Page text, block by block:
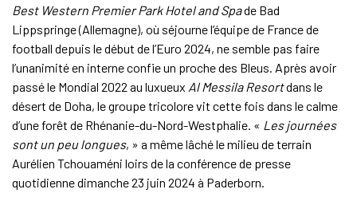
Best Western Premier Park Hotel and Spade Bad
Lippspringe (Allemagne), où séjourne l’équipe de France de
football depuis le début de l’Euro 2024, ne semble pas faire
l’unanimité en interne confie un proche des Bleus. Après avoir
passé le Mondial 2022 au luxueux Al Messila Resortdans le
désert de Doha, le groupe tricolore vit cette fois dans le calme
d’une forêt de Rhénanie-du-Nord-Westphalie. « Les journées
sont un peu longues, » a même lâché le milieu de terrain
Aurélien Tchouaméni loirs de la conférence de presse
quotidienne dimanche 23 juin 2024 à Paderborn.